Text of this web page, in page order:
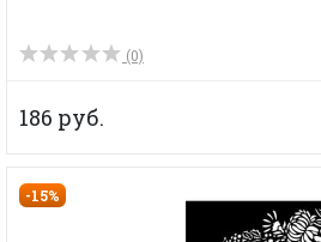
(0)
186 руб.
-15%